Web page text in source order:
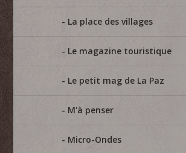
La place des villages
Le magazine touristique
Le petit mag de La Paz
M'à penser
Micro-Ondes